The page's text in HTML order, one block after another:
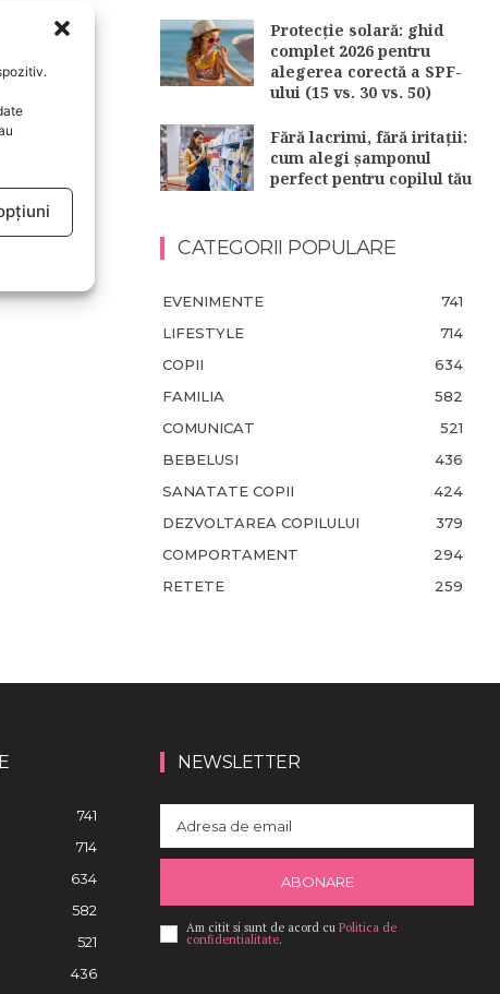
Protecție solară: ghid
complet 2026 pentru
alegerea corectă a SPF-
ului (15 vs. 30 vs. 50)
Fără lacrimi, fără iritații:
cum alegi șamponul
perfect pentru copilul tău
CATEGORII POPULARE
EVENIMENTE
741
LIFESTYLE
714
COPII
634
FAMILIA
582
COMUNICAT
521
BEBELUSI
436
SANATATE COPII
424
DEZVOLTAREA COPILULUI
379
COMPORTAMENT
294
RETETE
259
741
714
634
582
521
436
NEWSLETTER
ABONARE
Am citit si sunt de acord cu Politica de
confidentialitate.